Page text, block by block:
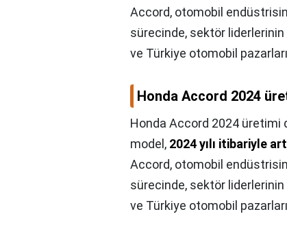
Accord, otomobil
sürecinde, sektör liderlerinin
ve Türkiye otomobil
Honda Accord 2024
Honda Accord 2024 üretimi
model, 2024 yılı itibariyle
Accord, otomobil
sürecinde, sektör liderlerinin
ve Türkiye otomobil